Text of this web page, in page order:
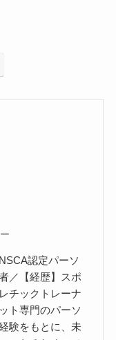
認定パーソ
／【経歴】スポ
チックトレーナ
ト専門のパーソ
験をもとに、未